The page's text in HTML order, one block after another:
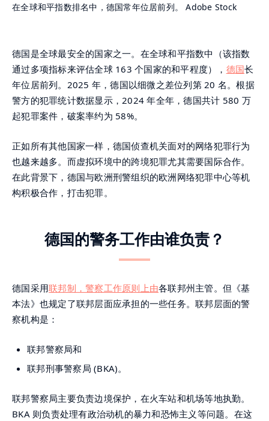
在全球和平指数排名中，德国常年位居前列。Adobe Stock
德国是全球最安全的国家之一。在全球和平指数中（该指数
通过多项指标来评估全球 163 个国家的和平程度）， 德国长
年位居前列。2025 年，德国以细微之差位列第 20 名。根据
警方的犯罪统计数据显示，2024 年全年，德国共计 580 万
起犯罪案件，破案率约为 58%。
正如所有其他国家一样，德国侦查机关面对的网络犯罪行为
也越来越多。而虚拟环境中的跨境犯罪尤其需要国际合作。
在此背景下，德国与欧洲刑警组织的欧洲网络犯罪中心等机
构积极合作，打击犯罪。
德国的警务工作由谁负责？
德国采用联邦制，警察工作原则上由各联邦州主管。但《基
本法》也规定了联邦层面应承担的一些任务。联邦层面的警
察机构是：
联邦警察局和
联邦刑事警察局 (BKA)。
联邦警察局主要负责边境保护，在火车站和机场等地执勤。
BKA 则负责处理有政治动机的暴力和恐怖主义等问题。在这